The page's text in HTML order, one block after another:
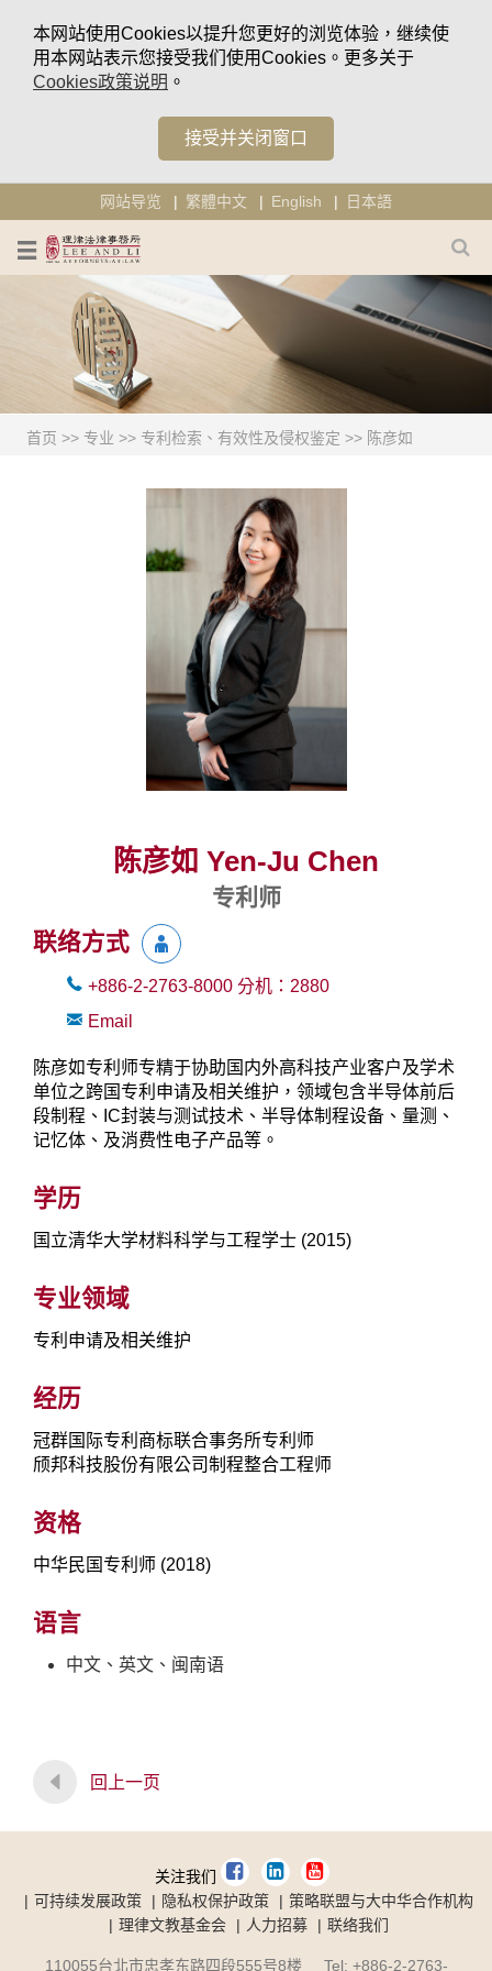
本网站使用Cookies以提升您更好的浏览体验，继续使
用本网站表示您接受我们使用Cookies。更多关于
Cookies政策说明 。
接受并关闭窗口
网站导览 繁體中文 English 日本語
首页 >> 专业 >> 专利检索、有效性及侵权鉴定 >> 陈彦如
陈彦如 Yen-Ju Chen
专利师
联络方式
+886-2-2763-8000 分机： 2880
Email
陈彦如专利师专精于协助国内外高科技产业客户及学术
单位之跨国专利申请及相关维护，领域包含半导体前后
段制程、IC封装与测试技术、半导体制程设备、量测、
记忆体、及消费性电子产品等。
学历
国立清华大学材料科学与工程学士 (2015)
专业领域
专利申请及相关维护
经历
冠群国际专利商标联合事务所专利师
颀邦科技股份有限公司制程整合工程师
资格
中华民国专利师 (2018)
语言
中文、英文、闽南语
回上一页
关注我们
可持续发展政策
隐私权保护政策
策略联盟与大中华合作机构
理律文教基金会
人力招募 联络我们
110055台北市忠孝东路四段555号8楼 Tel: +886-2-2763-